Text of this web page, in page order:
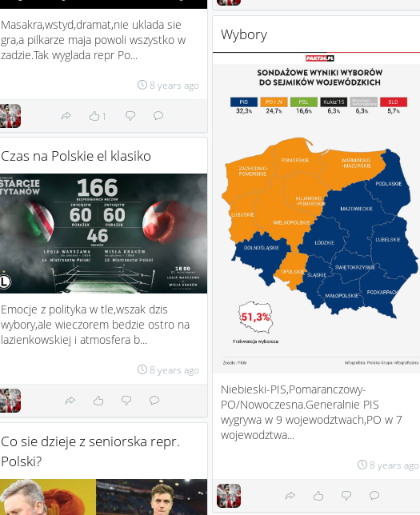
Masakra,wstyd,dramat,nie uklada sie
gra,a pilkarze maja powoli wszystko w
zadzie.Tak wyglada repr Po...
8 years ago
1
Wybory
Niebieski-PIS,Pomaranczowy-
PO/Nowoczesna.Generalnie PIS
wygrywa w 9 wojewodztwach,PO w 7
wojewodztwa...
8 years ago
Czas na Polskie el klasiko
Emocje z polityka w tle,wszak dzis
wybory,ale wieczorem bedzie ostro na
lazienkowskiej i atmosfera b...
8 years ago
Co sie dzieje z seniorska repr.
Polski?